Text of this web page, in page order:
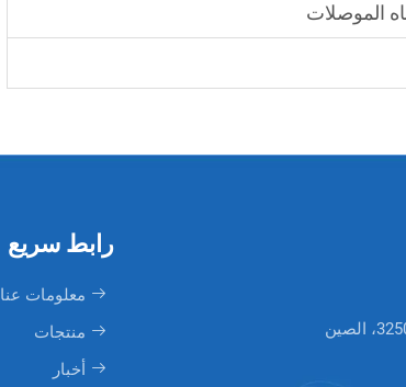
الموصلات
رابط سريع
معلومات عنا
منتجات
أخبار